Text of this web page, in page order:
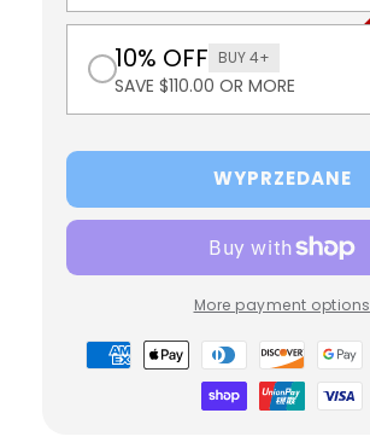
10% OFF BUY 4+
SAVE $110.00 OR MORE
WYPRZEDANE
More payment options
Metody
płatności